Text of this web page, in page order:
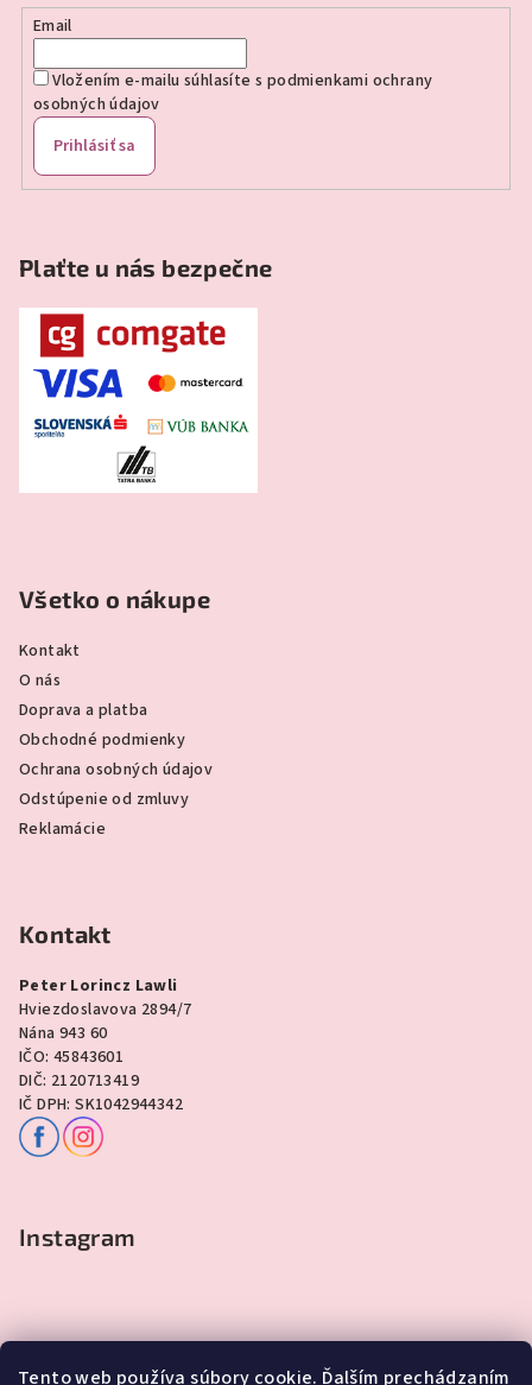
Tento web používa súbory cookie. Ďalším prechádzaním
Email
Vložením e-mailu súhlasíte s podmienkami ochrany
osobných údajov
Prihlásiť sa
Plaťte u nás bezpečne
Všetko o nákupe
Kontakt
O nás
Doprava a platba
Obchodné podmienky
Ochrana osobných údajov
Odstúpenie od zmluvy
Reklamácie
Kontakt
Peter Lorincz Lawli
Hviezdoslavova 2894/7
Nána 943 60
IČO: 45843601
DIČ: 2120713419
IČ DPH: SK1042944342
Instagram